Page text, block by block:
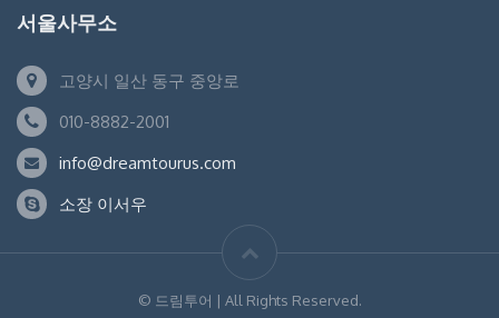
서울사무소
고양시 일산 동구 중앙로
010-8882-2001
info@dreamtourus.com
소장 이서우
© 드림투어 | All Rights Reserved.